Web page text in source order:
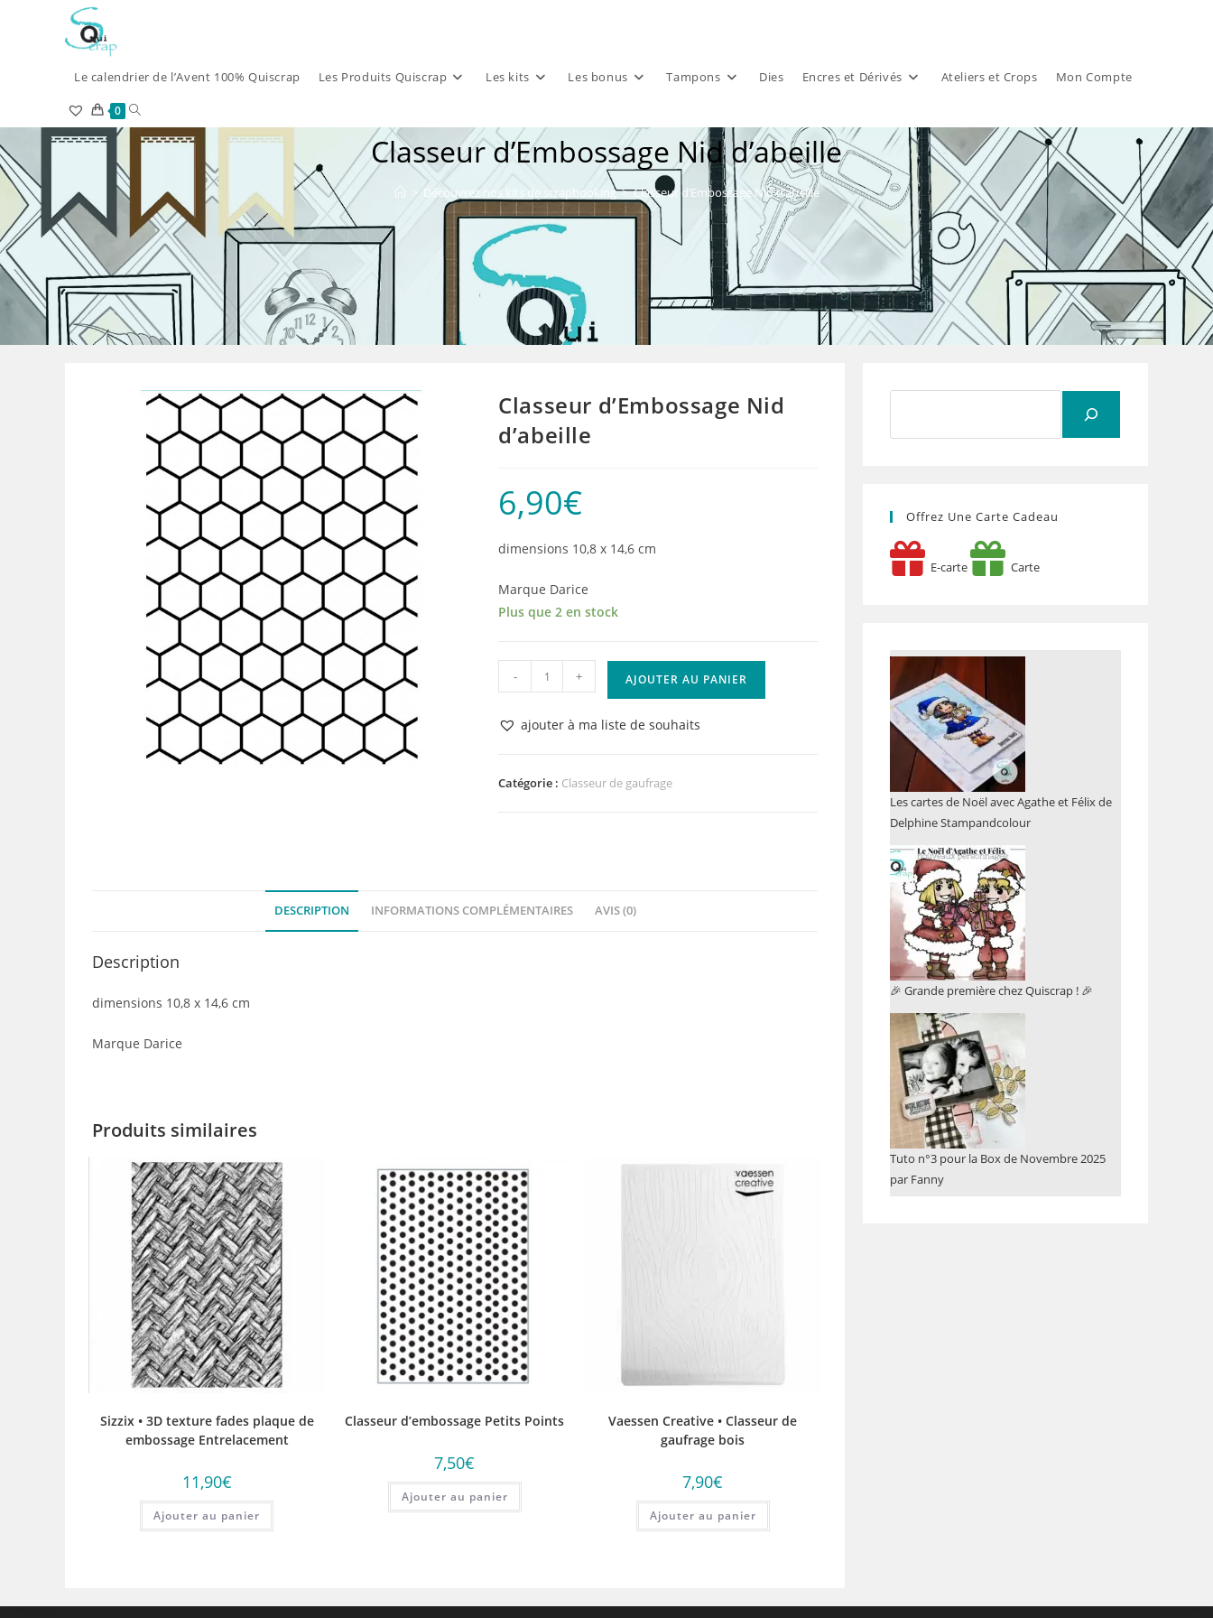
Le calendrier de l’Avent 100% Quiscrap Les Produits Quiscrap Les kits Les bonus Tampons Dies Encres et Dérivés Ateliers et Crops Mon Compte
0 Toggle
website
search
Classeur d’Embossage Nid d’abeille
> Découvrez nos kits de scrapbooking > Classeur d’Embossage Nid d’abeille
Classeur d’Embossage Nid
d’abeille
6,90€
dimensions 10,8 x 14,6 cm
Marque Darice
Plus que 2 en stock
quantité
de
Classeur
d'Embossage
d'abeille
- + AJOUTER AU PANIER
ajouter à ma liste de souhaits
Catégorie : Classeur de gaufrage
DESCRIPTION INFORMATIONS COMPLÉMENTAIRES AVIS (0)
Description
dimensions 10,8 x 14,6 cm
Marque Darice
Produits similaires
Sizzix • 3D texture fades plaque de
embossage Entrelacement
11,90€
Ajouter au panier
Classeur d’embossage Petits Points
7,50€
Ajouter au panier
Vaessen Creative • Classeur de
gaufrage bois
7,90€
Ajouter au panier
Offrez Une Carte Cadeau
E-carte Carte
Les cartes de Noël avec Agathe et Félix de
Delphine Stampandcolour
🎉 Grande première chez Quiscrap ! 🎉
Tuto n°3 pour la Box de Novembre 2025
par Fanny